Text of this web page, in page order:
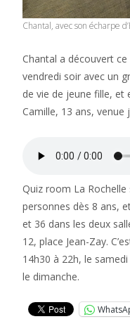
Chantal, avec son écharpe
Chantal a découvert
vendredi soir avec un
de vie de jeune fille, et
Camille, 13 ans, venue
Quiz room La
personnes dès 8 ans,
et 36 dans les deux
12, place Jean-Zay.
14h30 à 22h, le
le dimanche.